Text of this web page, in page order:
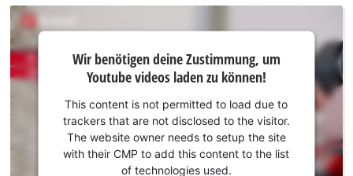
Wir
benötigen
deine
Zustimmung,
um Youtube
laden zu
können!
Wir benötigen deine Zustimmung, um
Youtube videos laden zu können!
This content is not permitted to load due to
trackers that are not disclosed to the visitor.
The website owner needs to setup the site
with their CMP to add this content to the list
of technologies used.